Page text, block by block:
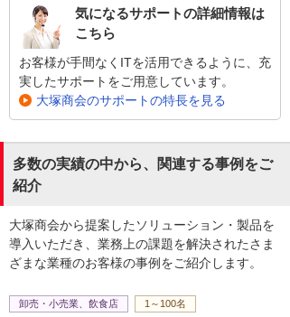
気になるサポートの詳細情報は
こちら
お客様が手間なくITを活用できるように、充
実したサポートをご用意しています。
大塚商会のサポートの特長を見る
多数の実績の中から、関連する事例をご
紹介
大塚商会から提案したソリューション・製品を
導入いただき、業務上の課題を解決されたさま
ざまな業種のお客様の事例をご紹介します。
卸売・小売業、飲食店 1～100名